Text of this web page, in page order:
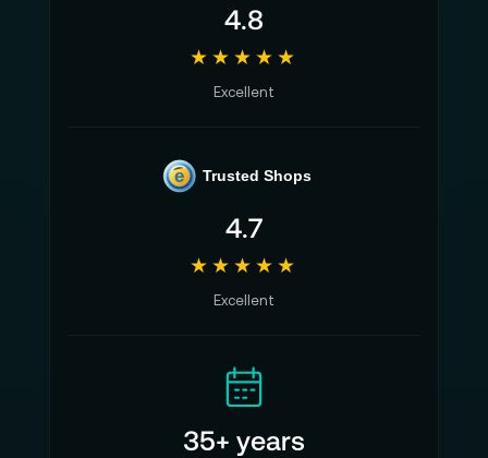
4.8
★★★★★
Excellent
e Trusted Shops
4.7
★★★★★
Excellent
35+ years